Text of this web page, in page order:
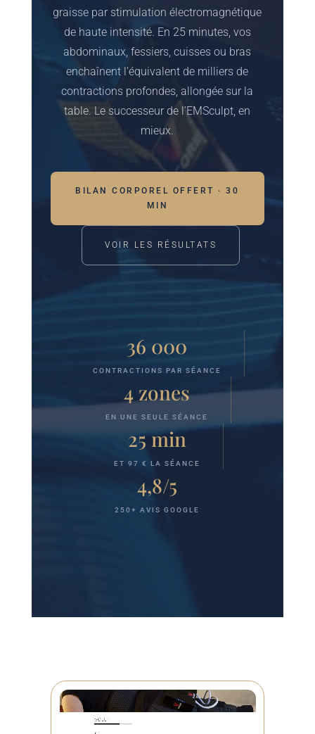
graisse par stimulation électromagnétique
de haute intensité. En 25 minutes, vos
abdominaux, fessiers, cuisses ou bras
enchaînent l’équivalent de milliers de
contractions profondes, allongée sur la
table. Le successeur de l’EMSculpt, en
mieux.
BILAN CORPOREL OFFERT · 30
MIN
VOIR LES RÉSULTATS
36 000
CONTRACTIONS PAR SÉANCE
4 zones
EN UNE SEULE SÉANCE
25 min
ET 97 € LA SÉANCE
4,8/5
250+ AVIS GOOGLE